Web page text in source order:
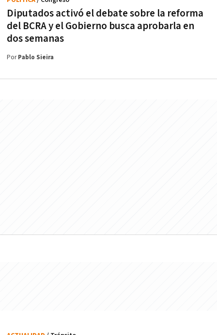
Diputados activó el debate sobre la reforma
del BCRA y el Gobierno busca aprobarla en
dos semanas
PorPablo Sieira